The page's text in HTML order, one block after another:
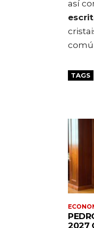
así
TAGS
2027